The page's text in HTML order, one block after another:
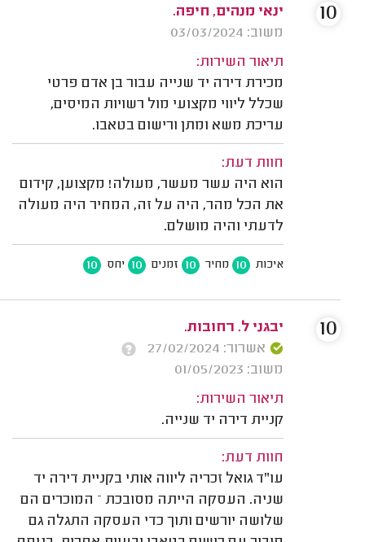
ינאי מנהים, חיפה.
משוב: 03/03/2024
תיאור השירות:
מכירת דירה יד שנייה עבור בן אדם פרטי
שכלל ליווי מקצועי מול רשויות המיסים,
עריכת משא ומתן ורישום בטאבו.
חוות דעת:
הוא היה עשר מעשר, מעולה! מקצוען, קידום
את הכל מהר, היה על זה, המחיר היה מעולה
לדעתי והיה מושלם.
איכות 10 מחיר 10 זמנים 10 יחס 10
10
יבגני ל. רחובות.
אשרור: 27/02/2024
משוב: 01/05/2023
תיאור השירות:
קניית דירה יד שנייה.
חוות דעת:
עו"ד גואל זכריה ליווה אותי בקניית דירה יד
שניה. העסקה הייתה מסובכת – המוכרים הם
שלושה יורשים ותוך כדי העסקה התגלה גם
10